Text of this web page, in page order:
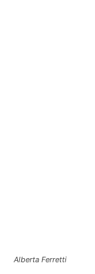
Alberta Ferretti